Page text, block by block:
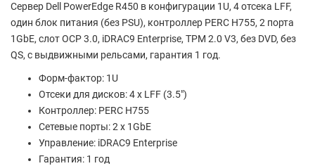
Сервер Dell PowerEdge R450 в конфигурации 1U, 4 отсека LFF,
один блок питания (без PSU), контроллер PERC H755, 2 порта
1GbE, слот OCP 3.0, iDRAC9 Enterprise, TPM 2.0 V3, без DVD, без
QS, с выдвижными рельсами, гарантия 1 год.
Форм-фактор: 1U
Отсеки для дисков: 4 x LFF (3.5")
Контроллер: PERC H755
Сетевые порты: 2 x 1GbE
Управление: iDRAC9 Enterprise
Гарантия: 1 год